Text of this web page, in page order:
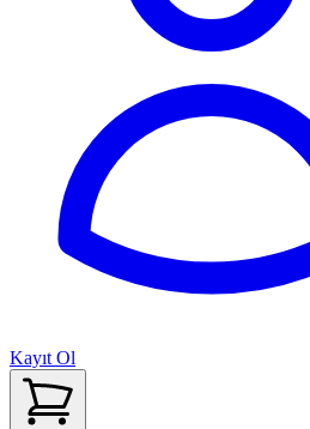
Kayıt Ol